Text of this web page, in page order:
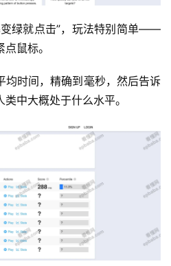
变绿就点击”，玩法特别简单——
鼠标。
均时间，精确到毫秒，然后告诉
中大概处于什么水平。